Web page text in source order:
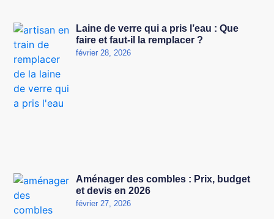
Laine de verre qui a pris l’eau : Que
faire et faut-il la remplacer ?
février 28, 2026
Aménager des combles : Prix, budget
et devis en 2026
février 27, 2026